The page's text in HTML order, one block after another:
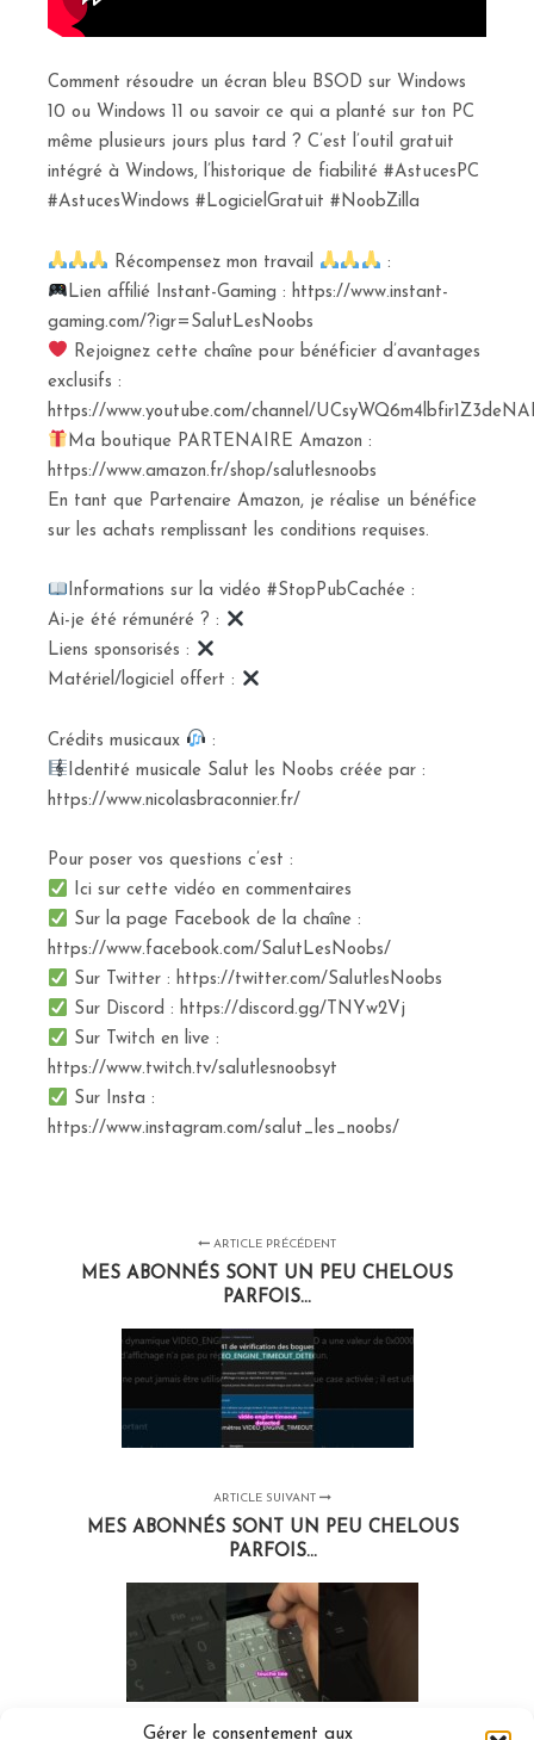
Gérer le consentement aux
Comment résoudre un écran bleu BSOD sur Windows
10 ou Windows 11 ou savoir ce qui a planté sur ton PC
même plusieurs jours plus tard ? C’est l’outil gratuit
intégré à Windows, l’historique de fiabilité #AstucesPC
#AstucesWindows #LogicielGratuit #NoobZilla
Récompensez mon travail
:
Lien affilié Instant-Gaming : https://www.instant-
gaming.com/?igr=SalutLesNoobs
Rejoignez cette chaîne pour bénéficier d’avantages
exclusifs :
https://www.youtube.com/channel/
Ma boutique PARTENAIRE Amazon :
https://www.amazon.fr/shop/salutlesnoobs
En tant que Partenaire Amazon, je réalise un bénéfice
sur les achats remplissant les conditions requises.
Informations sur la vidéo #StopPubCachée :
Ai-je été rémunéré ? :
Liens sponsorisés :
Matériel/logiciel offert :
Crédits musicaux
:
Identité musicale Salut les Noobs créée par :
https://www.nicolasbraconnier.fr/
Pour poser vos questions c’est :
Ici sur cette vidéo en commentaires
Sur la page Facebook de la chaîne :
https://www.facebook.com/SalutLesNoobs/
Sur Twitter : https://twitter.com/SalutlesNoobs
Sur Discord : https://discord.gg/TNYw2Vj
Sur Twitch en live :
https://www.twitch.tv/salutlesnoobsyt
Sur Insta :
https://www.instagram.com/salut_les_noobs/
ARTICLE PRÉCÉDENT
MES ABONNÉS SONT UN PEU CHELOUS
PARFOIS...
ARTICLE SUIVANT
MES ABONNÉS SONT UN PEU CHELOUS
PARFOIS...